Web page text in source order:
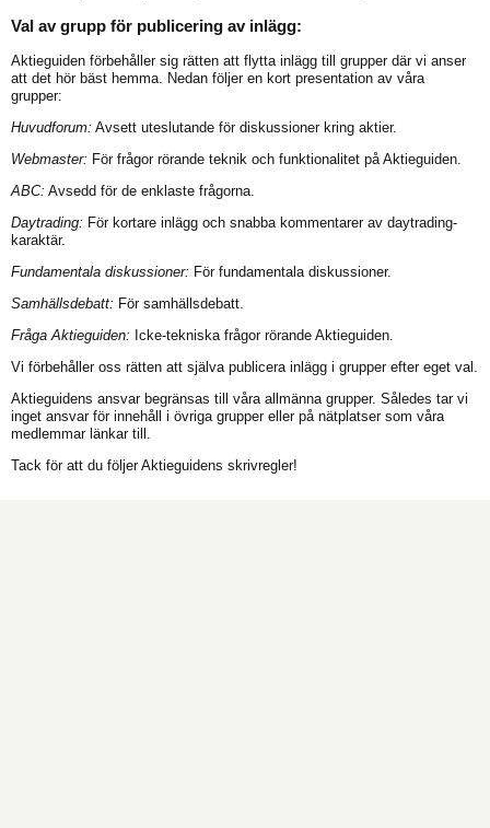
Val av grupp för publicering av inlägg:
Aktieguiden förbehåller sig rätten att flytta inlägg till grupper där vi anser
att det hör bäst hemma. Nedan följer en kort presentation av våra
grupper:
Huvudforum: Avsett uteslutande för diskussioner kring aktier.
Webmaster: För frågor rörande teknik och funktionalitet på Aktieguiden.
ABC: Avsedd för de enklaste frågorna.
Daytrading: För kortare inlägg och snabba kommentarer av daytrading-
karaktär.
Fundamentala diskussioner: För fundamentala diskussioner.
Samhällsdebatt: För samhällsdebatt.
Fråga Aktieguiden: Icke-tekniska frågor rörande Aktieguiden.
Vi förbehåller oss rätten att själva publicera inlägg i grupper efter eget val.
Aktieguidens ansvar begränsas till våra allmänna grupper. Således tar vi
inget ansvar för innehåll i övriga grupper eller på nätplatser som våra
medlemmar länkar till.
Tack för att du följer Aktieguidens skrivregler!